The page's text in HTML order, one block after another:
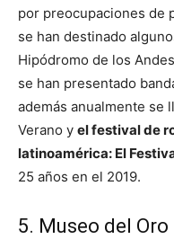
por preocupaciones de
se han destinado
Hipódromo de los
se han presentado
además anualmente se
Verano y el festival de
latinoamérica: El
25 años en el 2019.
5. Museo del Oro